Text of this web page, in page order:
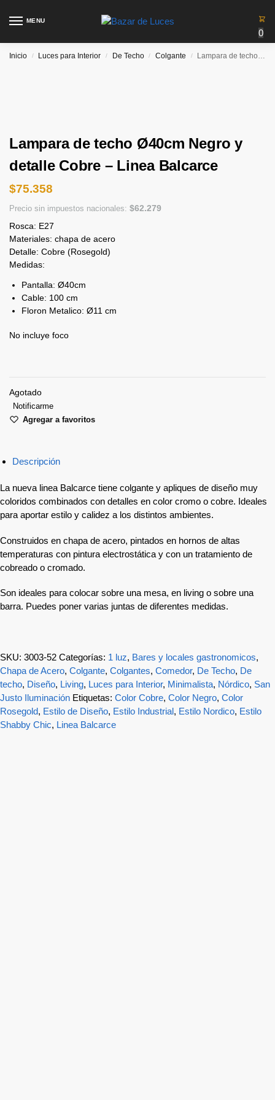
MENU
0
Inicio / Luces para Interior / De Techo / Colgante / Lampara de techo Ø40cm Negro y detalle Cobre – Linea Balcarce
Lampara de techo Ø40cm Negro y
detalle Cobre – Linea Balcarce
$75.358
Precio sin impuestos nacionales: $62.279
Rosca: E27
Materiales: chapa de acero
Detalle: Cobre (Rosegold)
Medidas:
Pantalla: Ø40cm
Cable: 100 cm
Floron Metalico: Ø11 cm
No incluye foco
Agotado
Notificarme
Agregar a favoritos
Descripción
La nueva linea Balcarce tiene colgante y apliques de diseño muy
coloridos combinados con detalles en color cromo o cobre. Ideales
para aportar estilo y calidez a los distintos ambientes.
Construidos en chapa de acero, pintados en hornos de altas
temperaturas con pintura electrostática y con un tratamiento de
cobreado o cromado.
Son ideales para colocar sobre una mesa, en living o sobre una
barra. Puedes poner varias juntas de diferentes medidas.
SKU: 3003-52 Categorías: 1 luz, Bares y locales gastronomicos,
Chapa de Acero, Colgante, Colgantes, Comedor, De Techo, De
techo, Diseño, Living, Luces para Interior, Minimalista, Nórdico, San
Justo Iluminación Etiquetas: Color Cobre, Color Negro, Color
Rosegold, Estilo de Diseño, Estilo Industrial, Estilo Nordico, Estilo
Shabby Chic, Linea Balcarce